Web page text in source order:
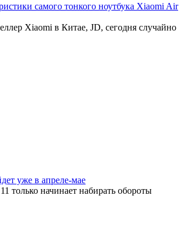
самого тонкого ноутбука Xiaomi Air
Xiaomi в Китае, JD, сегодня случайно
уже в апреле-мае
только начинает набирать обороты